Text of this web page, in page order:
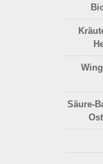
Säure-